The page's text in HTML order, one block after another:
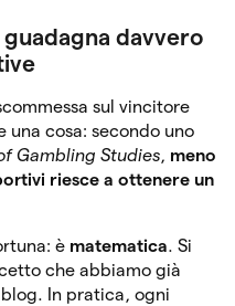
davvero
sul vincitore
una cosa: secondo uno
Gambling Studies, meno
riesce a ottenere un
è matematica. Si
che abbiamo già
In pratica, ogni